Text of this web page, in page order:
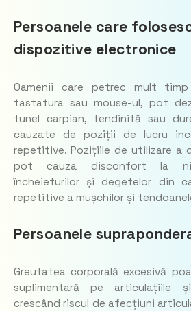
Persoanele care
dispozitive electronice
Oamenii care petrec mult
tastatura sau mouse-ul, pot
tunel carpian, tendinită sau
cauzate de poziții de lucru
repetitive. Pozițiile de utilizare a
pot cauza disconfort la
încheieturilor și degetelor din
repetitive a mușchilor și
Persoanele
Greutatea corporală excesivă
suplimentară pe articulațiile
crescând riscul de afecțiuni